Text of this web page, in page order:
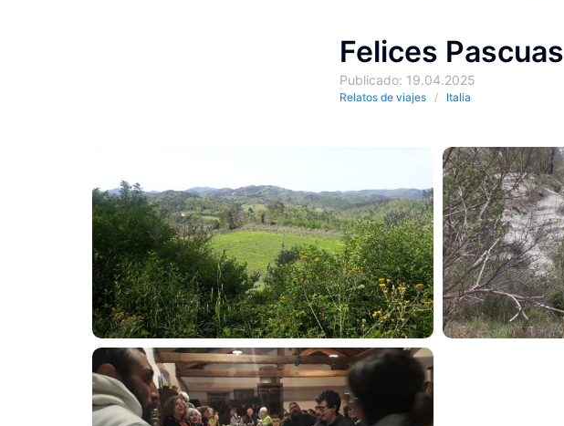
Felices Pascuas
Publicado: 19.04.2025
Relatos de viajes Italia